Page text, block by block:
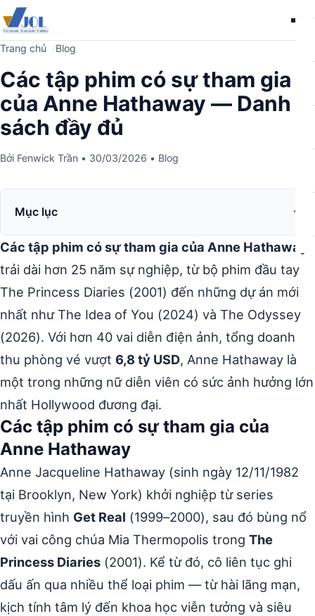
Trang chủ Blog
Các tập phim có sự tham gia
của Anne Hathaway — Danh
sách đầy đủ
Bởi Fenwick Trần • 30/03/2026 • Blog
Mục lục
Các tập phim có sự tham gia của Anne Hathaway
trải dài hơn 25 năm sự nghiệp, từ bộ phim đầu tay
The Princess Diaries (2001) đến những dự án mới
nhất như The Idea of You (2024) và The Odyssey
(2026). Với hơn 40 vai diễn điện ảnh, tổng doanh
thu phòng vé vượt 6,8 tỷ USD, Anne Hathaway là
một trong những nữ diễn viên có sức ảnh hưởng lớn
nhất Hollywood đương đại.
Các tập phim có sự tham gia của
Anne Hathaway
Anne Jacqueline Hathaway (sinh ngày 12/11/1982
tại Brooklyn, New York) khởi nghiệp từ series
truyền hình Get Real (1999–2000), sau đó bùng nổ
với vai công chúa Mia Thermopolis trong The
Princess Diaries (2001). Kể từ đó, cô liên tục ghi
dấu ấn qua nhiều thể loại phim — từ hài lãng mạn,
kịch tính tâm lý đến khoa học viễn tưởng và siêu